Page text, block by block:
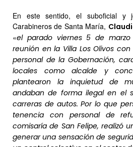
En este sentido, el suboficial y
Carabineros de Santa María,
«el parado viernes 5 de
reunión en la Villa Los Olivos
personal de la Gobernación,
locales como alcalde y
plantearon la inquietud de
andaban de forma ilegal en el
carreras de autos. Por lo que
tenencia con personal de
comisaría de San Felipe, realizó
generar una sensación de